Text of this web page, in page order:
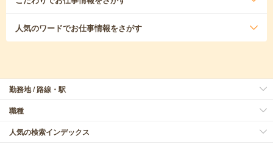
人気のワードでお仕事情報をさがす
勤務地 / 路線・駅
職種
人気の検索インデックス